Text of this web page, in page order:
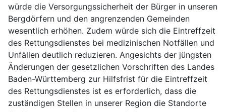
würde die Versorgungssicherheit der Bürger in unseren
Bergdörfern und den angrenzenden Gemeinden
wesentlich erhöhen. Zudem würde sich die Eintreffzeit
des Rettungsdienstes bei medizinischen Notfällen und
Unfällen deutlich reduzieren. Angesichts der jüngsten
Änderungen der gesetzlichen Vorschriften des Landes
Baden-Württemberg zur Hilfsfrist für die Eintreffzeit
des Rettungsdienstes ist es erforderlich, dass die
zuständigen Stellen in unserer Region die Standorte